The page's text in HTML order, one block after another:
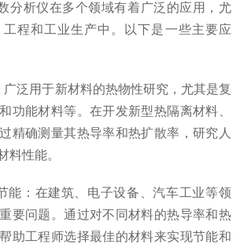
析仪在多个领域有着广泛的应用，尤
程和工业生产中。以下是一些主要应
用于新材料的热物性研究，尤其是复
功能材料等。在开发新型热隔离材料、
精确测量其热导率和热扩散率，研究人
料性能。
：在建筑、电子设备、汽车工业等领
要问题。通过对不同材料的热导率和热
助工程师选择最佳的材料来实现节能和